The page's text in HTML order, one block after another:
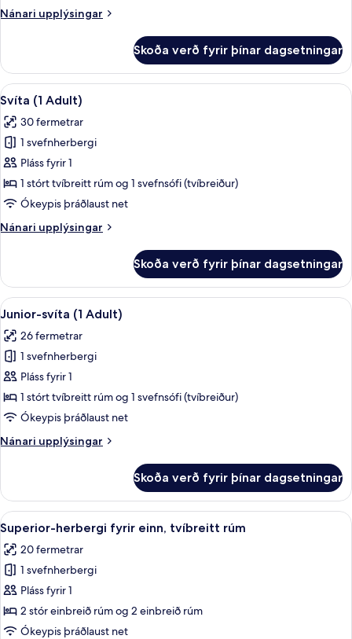
rúm
Nánari upplýsingar
Nánari
fyrir
einn,
tvíbreitt
Skoða verð fyrir þínar dagsetningar
Skoða
allar
myndir
fyrir
Svíta
(1
Adult)
Rúmföt af bestu gerð, öryggishólf í
6
Svíta (1 Adult)
30 fermetrar
1 svefnherbergi
Pláss fyrir 1
1 stórt tvíbreitt rúm og 1 svefnsófi (tvíbreiður)
Ókeypis þráðlaust net
Nánari upplýsingar
Nánari
(1
Adult)
Skoða verð fyrir þínar dagsetningar
Skoða
allar
myndir
fyrir
Junior-
svíta
(1
Rúmföt af bestu gerð, öryggishólf í
6
Junior-svíta (1 Adult)
26 fermetrar
1 svefnherbergi
Pláss fyrir 1
1 stórt tvíbreitt rúm og 1 svefnsófi (tvíbreiður)
Ókeypis þráðlaust net
Nánari upplýsingar
Nánari
svíta
(1
Adult)
Skoða verð fyrir þínar dagsetningar
Skoða
allar
myndir
fyrir
Superior-
herbergi
fyrir
Rúmföt af bestu gerð, öryggishólf í
6
Superior-herbergi fyrir einn, tvíbreitt rúm
20 fermetrar
1 svefnherbergi
Pláss fyrir 1
2 stór einbreið rúm og 2 einbreið rúm
Ókeypis þráðlaust net